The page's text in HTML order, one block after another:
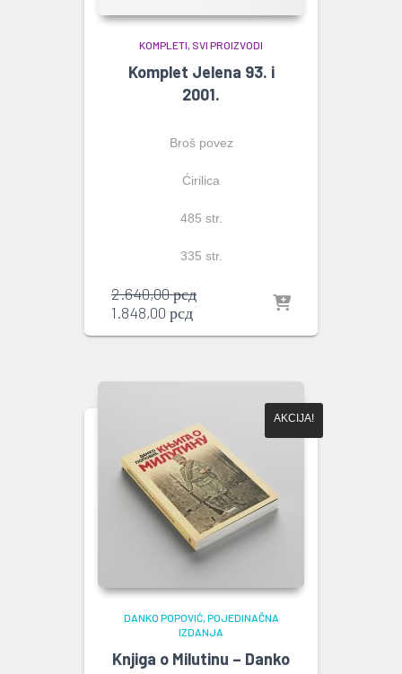
KOMPLETI SVI PROIZVODI
Komplet Jelena 93. i
2001.
Broš povez
Ćirilica
485 str.
335 str.
2.640,00рсдOriginalna
1.848,00 рсдTrenutna
AKCIJA!
DANKO POPOVIĆ POJEDINAČNA
IZDANJA
Knjiga o Milutinu – Danko